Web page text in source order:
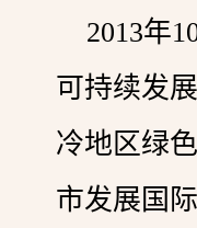
2013年
可持续发
冷地区绿
市发展国